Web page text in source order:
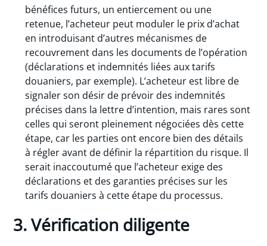
bénéfices futurs, un entiercement ou une
retenue, l’acheteur peut moduler le prix d’achat
en introduisant d’autres mécanismes de
recouvrement dans les documents de l’opération
(déclarations et indemnités liées aux tarifs
douaniers, par exemple). L’acheteur est libre de
signaler son désir de prévoir des indemnités
précises dans la lettre d’intention, mais rares sont
celles qui seront pleinement négociées dès cette
étape, car les parties ont encore bien des détails
à régler avant de définir la répartition du risque. Il
serait inaccoutumé que l’acheteur exige des
déclarations et des garanties précises sur les
tarifs douaniers à cette étape du processus.
3. Vérification diligente